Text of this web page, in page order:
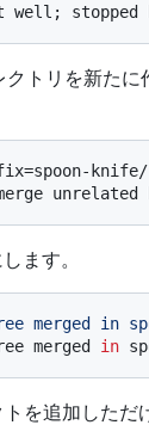
well;
トリを新たに
knife/
unrelated
ます。
merged in
merged in
を追加した